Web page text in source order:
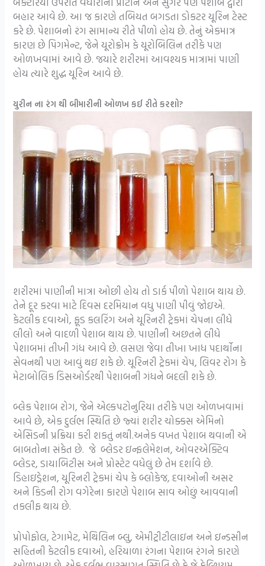
બહાર આવે છે. આ જ કારણે તબિયત બગડતા ડોકટર યૂરિન ટેસ્ટ
કરે છે. પેશાબનો રંગ સામાન્ય રીતે પીળો હોય છે. તેનું એકમાત્ર
કારણ છે પિગમેન્ટ, જેને યૂરોક્રોમ કે યૂરોબિલિન તરીકે પણ
ઓળખવામાં આવે છે. જયારે શરીરમાં આવશ્યક માત્રામાં પાણી
હોય ત્યારે શુદ્ધ યૂરિન આવે છે.
યુરીન ના રંગ થી બીમારીની ઓળખ કઈ રીતે કરશો?
શરીરમાં પાણીની માત્રા ઓછી હોય તો ડાર્ક પીળો પેશાબ થાય છે.
તેને દૂર કરવા માટે દિવસ દરમિયાન વધુ પાણી પીવું જોઇએ.
કેટલીક દવાઓ, ફૂડ કલરિંગ અને યૂરિનરી ટ્રેકમાં ચેપના લીધે
લીલો અને વાદળી પેશાબ થાય છે. પાણીની અછતને લીધે
પેશાબમાં તીખી ગંધ આવે છે. લસણ જેવા તીખા ખાધ પદાર્થોના
સેવનથી પણ આવું થઇ શકે છે. યૂરિનરી ટ્રેકમાં ચેપ, લિવર રોગ કે
મેટાબોલિક ડિસઓર્ડરથી પેશાબની ગંધને બદલી શકે છે.
બ્લેક પેશાબ રોગ, જેને એલ્કપટોનુરિયા તરીકે પણ ઓળખવામાં
આવે છે, એક દુર્લભ સ્થિતિ છે જ્યાં શરીર ચોક્કસ એમિનો
એસિડની પ્રક્રિયા કરી શકતું નથી.અનેક વખત પેશાબ થવાની એ
બાબતોના સંકેત છે. જે બ્લેડર ઇન્ફલેમેશન, ઓવરએક્ટિવ
બ્લેડર, ડાયાબિટીસ અને પ્રોસ્ટેટ વધેલું છે તેમ દર્શાવે છે.
ડિહાઇડ્રેશન, યૂરિનરી ટ્રેકમાં ચેપ કે બ્લોકેજ, દવાઓની અસર
અને કિડની રોગ વગેરેના કારણે પેશાબ સાવ ઓછું આવવાની
તકલીફ થાય છે.
પ્રોપોફોલ, ટેગામેટ, મેથિલિન બ્લુ, એમીટ્રીટીલાઇન અને ઇન્ડસીન
સહિતની કેટલીક દવાઓ, હરિયાળા રંગના પેશાબ રંગને કારણે